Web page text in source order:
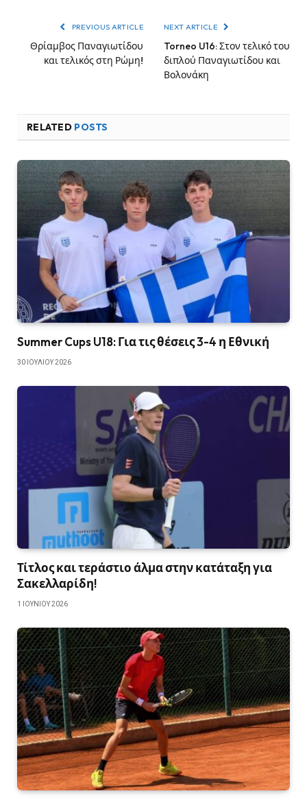
PREVIOUS ARTICLE
Θρίαμβος Παναγιωτίδου
και τελικός στη Ρώμη!
NEXT ARTICLE
Torneo U16: Στον τελικό του
διπλού Παναγιωτίδου και
Βολονάκη
RELATED POSTS
Summer Cups U18: Για τις θέσεις 3-4 η Εθνική
30 ΙΟΥΛΊΟΥ 2026
Τίτλος και τεράστιο άλμα στην κατάταξη για
Σακελλαρίδη!
1 ΙΟΥΝΊΟΥ 2026